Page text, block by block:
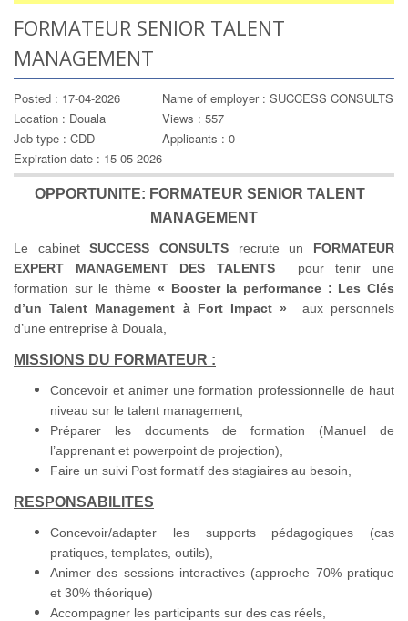
FORMATEUR SENIOR TALENT
MANAGEMENT
Posted : 17-04-2026
Name of employer : SUCCESS CONSULTS
Location : Douala
Views : 557
Job type : CDD
Applicants : 0
Expiration date : 15-05-2026
OPPORTUNITE: FORMATEUR SENIOR TALENT
MANAGEMENT
Le cabinetSUCCESS CONSULTS recrute un FORMATEUR
EXPERT MANAGEMENT DES TALENTS
pour tenir une
formation sur le thème « Booster la performance : Les Clés
d’un Talent Management à Fort Impact »
aux personnels
d’une entreprise à Douala,
MISSIONS DU FORMATEUR :
Concevoir et animer une formation professionnelle de haut
niveau sur le talent management,
Préparer les documents de formation (Manuel de
l’apprenant et powerpoint de projection),
Faire un suivi Post formatif des stagiaires au besoin,
RESPONSABILITES
Concevoir/adapter les supports pédagogiques (cas
pratiques, templates, outils),
Animer des sessions interactives (approche 70% pratique
et 30% théorique)
Accompagner les participants sur des cas réels,